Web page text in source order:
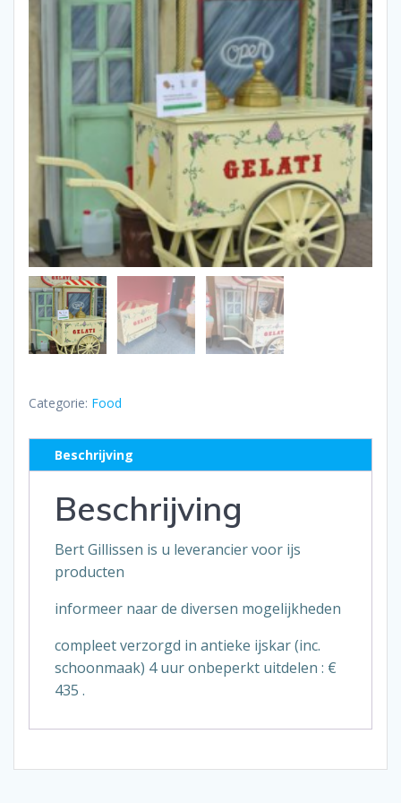
Categorie: Food
Beschrijving
Beschrijving
Bert Gillissen is u leverancier voor ijs
producten
informeer naar de diversen mogelijkheden
compleet verzorgd in antieke ijskar (inc.
schoonmaak) 4 uur onbeperkt uitdelen : €
435 .